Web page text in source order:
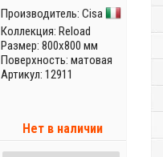
Производитель: Cisa
Коллекция: Reload
Размер: 800x800 мм
Поверхность: матовая
Артикул: 12911
Нет в наличии